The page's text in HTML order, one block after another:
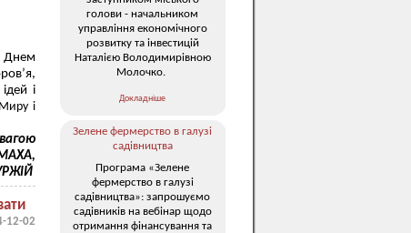
Днем
і
Миру і
12-02
голови - начальником
управління економічного
розвитку та інвестицій
Наталією Володимирівною
Молочко.
Докладніше
Зелене фермерство в галузі
садівництва
Програма «Зелене
фермерство в галузі
садівництва»: запрошуємо
садівників на вебінар щодо
отримання фінансування та